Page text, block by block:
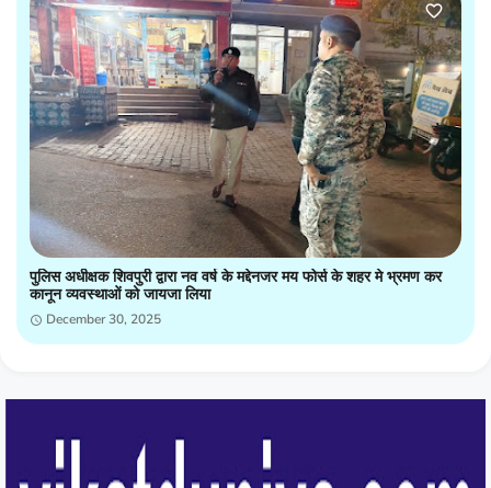
पुलिस अधीक्षक शिवपुरी द्वारा नव वर्ष के मद्देनजर मय फोर्स के शहर मे भ्रमण कर
कानून व्यवस्थाओं को जायजा लिया
December 30, 2025